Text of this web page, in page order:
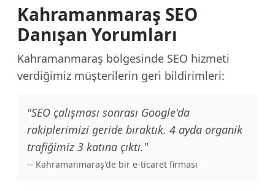
Kahramanmaraş SEO
Danışan Yorumları
Kahramanmaraş bölgesinde SEO hizmeti
verdiğimiz müşterilerin geri bildirimleri:
"SEO çalışması sonrası Google'da
rakiplerimizi geride bıraktık. 4 ayda organik
trafiğimiz 3 katına çıktı."
-- Kahramanmaraş'de bir e-ticaret firması